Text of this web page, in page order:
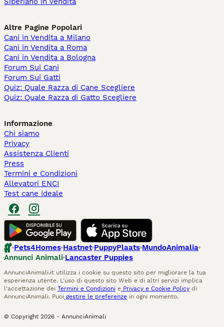
Altre Pagine Popolari
Cani in Vendita a Milano
Cani in Vendita a Roma
Cani in Vendita a Bologna
Forum Sui Cani
Forum Sui Gatti
Quiz: Quale Razza di Cane Scegliere
Quiz: Quale Razza di Gatto Scegliere
Informazione
Chi siamo
Privacy
Assistenza Clienti
Press
Termini e Condizioni
Allevatori ENCI
Test cane ideale
Pets4Homes Hastnet PuppyPlaats MundoAnimalia
Annunci Animali Lancaster Puppies
AnnunciAnimali.it utilizza i cookie su questo sito per migliorare la tua
esperienza utente. L'uso di questo sito Web e di altri servizi implica
l'accettazione dei Termini e Condizioni e Privacy e Cookie Policy di
AnnunciAnimali. Puoi gestire le preferenze in ogni momento.
© Copyright 2026 - AnnunciAnimali